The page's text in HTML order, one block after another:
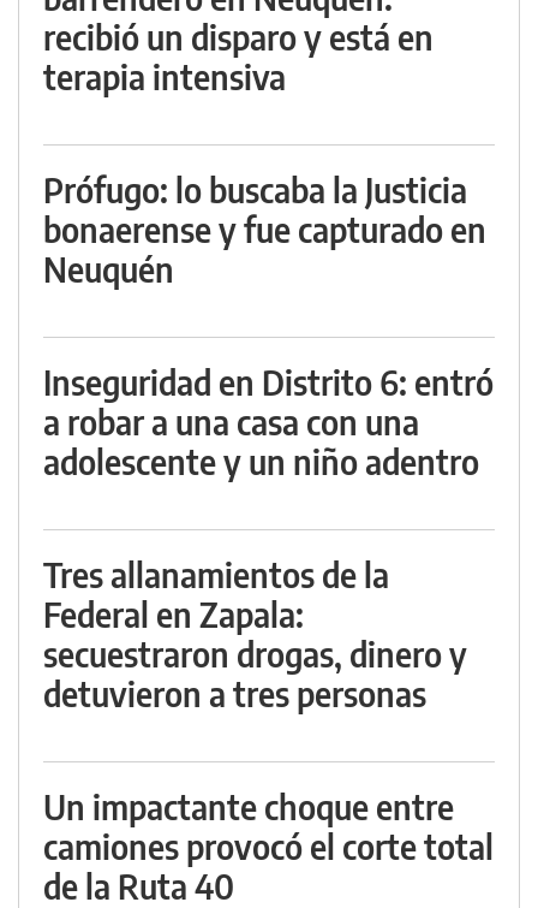
recibió un disparo y está en
terapia intensiva
Prófugo: lo buscaba la Justicia
bonaerense y fue capturado en
Neuquén
Inseguridad en Distrito 6: entró
a robar a una casa con una
adolescente y un niño adentro
Tres allanamientos de la
Federal en Zapala:
secuestraron drogas, dinero y
detuvieron a tres personas
Un impactante choque entre
camiones provocó el corte total
de la Ruta 40